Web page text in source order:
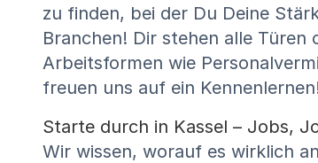
zu finden, bei der Du Deine
Branchen! Dir stehen alle
Arbeitsformen wie
freuen uns auf ein
Starte durch in Kassel – Jobs,
Wir wissen, worauf es wirklich